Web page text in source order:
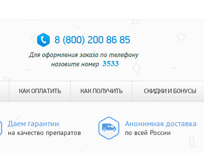
КАК ОПЛАТИТЬ КАК ПОЛУЧИТЬ СКИДКИ И БОНУСЫ
Даем гарантии
на качество препаратов
Анонимная доставка
по всей России